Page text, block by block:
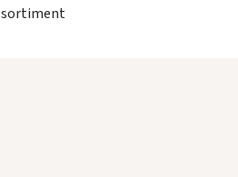
sortiment